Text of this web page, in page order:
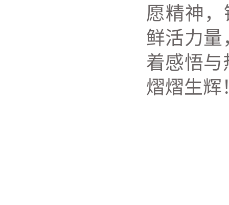
愿精神，
鲜活力量
着感悟与
熠熠生辉